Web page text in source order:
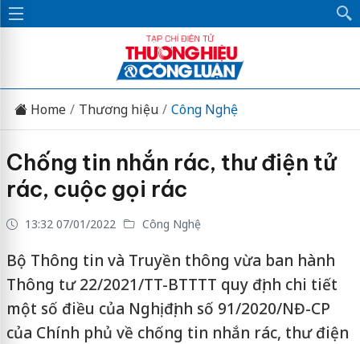
Home Thương hiệu Công Nghệ
Chống tin nhắn rác, thư điện tử
rác, cuộc gọi rác
13:32 07/01/2022 Công Nghệ
Bộ Thông tin và Truyền thông vừa ban hành
Thông tư 22/2021/TT-BTTTT quy định chi tiết
một số điều của Nghị định số 91/2020/NĐ-CP
của Chính phủ về chống tin nhắn rác, thư điện